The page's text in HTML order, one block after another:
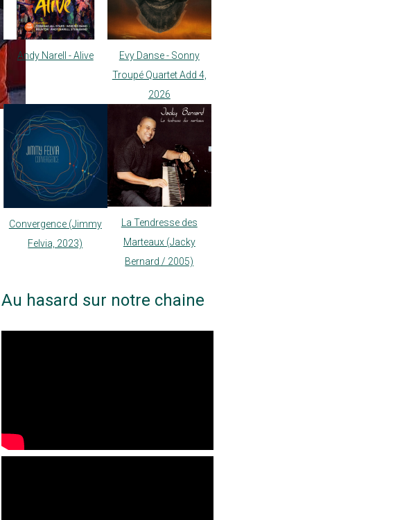
Andy Narell - Alive
Evy Danse - Sonny
Troupé Quartet Add 4,
2026
Convergence (Jimmy
Felvia, 2023)
La Tendresse des
Marteaux (Jacky
Bernard / 2005)
Au hasard sur notre chaine